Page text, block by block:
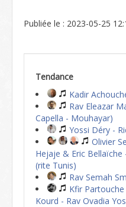
Publiée le : 2023-05-25
Tendance
Kadir
Rav Eleazar
Capella - Mouhayar)
Yossi Déry -
Olivier
Hejaje & Eric
(rite Tunis)
Rav Semah
Kfir Partouche
Kourd - Rav Ovadia